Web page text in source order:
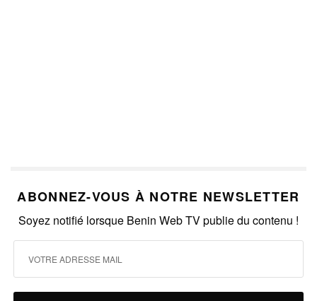
ABONNEZ-VOUS À NOTRE NEWSLETTER
Soyez notifié lorsque Benin Web TV publie du contenu !